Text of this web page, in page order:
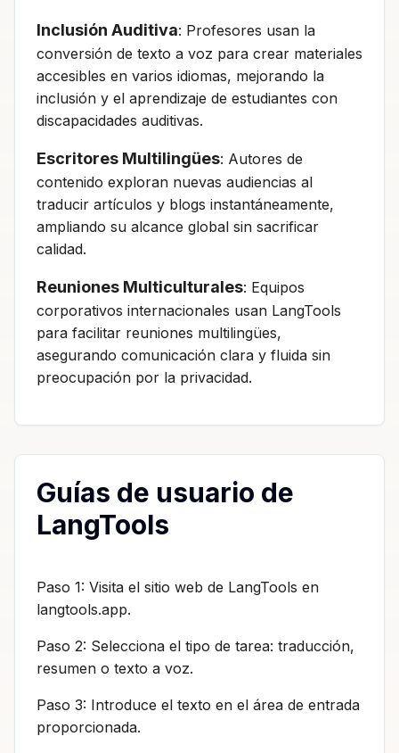
Inclusión Auditiva: Profesores usan la
conversión de texto a voz para crear materiales
accesibles en varios idiomas, mejorando la
inclusión y el aprendizaje de estudiantes con
discapacidades auditivas.
Escritores Multilingües: Autores de
contenido exploran nuevas audiencias al
traducir artículos y blogs instantáneamente,
ampliando su alcance global sin sacrificar
calidad.
Reuniones Multiculturales: Equipos
corporativos internacionales usan LangTools
para facilitar reuniones multilingües,
asegurando comunicación clara y fluida sin
preocupación por la privacidad.
Guías de usuario de
LangTools
Paso 1: Visita el sitio web de LangTools en
langtools.app.
Paso 2: Selecciona el tipo de tarea: traducción,
resumen o texto a voz.
Paso 3: Introduce el texto en el área de entrada
proporcionada.